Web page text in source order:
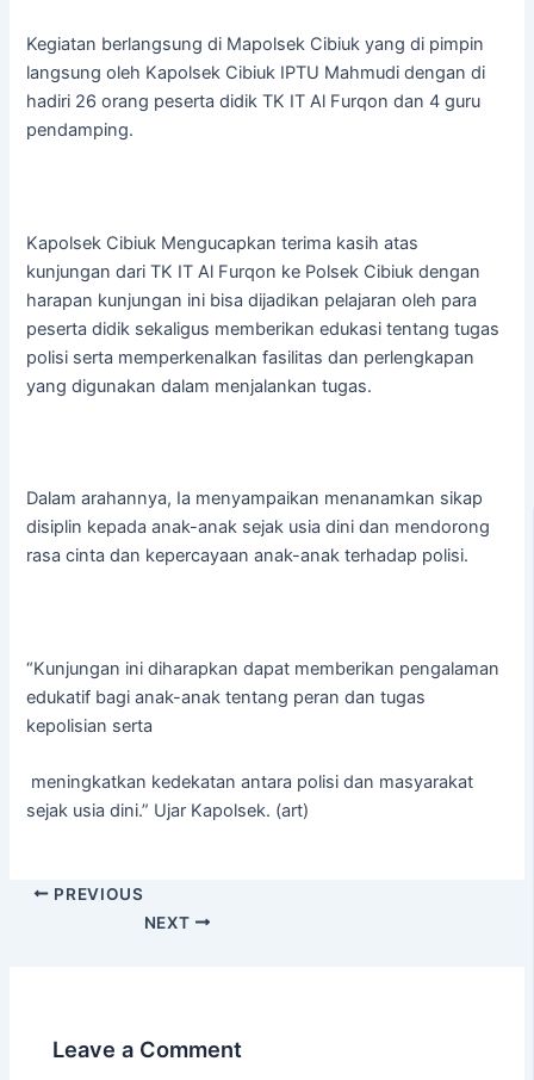
Kegiatan berlangsung di Mapolsek Cibiuk yang di pimpin
langsung oleh Kapolsek Cibiuk IPTU Mahmudi dengan di
hadiri 26 orang peserta didik TK IT Al Furqon dan 4 guru
pendamping.
Kapolsek Cibiuk Mengucapkan terima kasih atas
kunjungan dari TK IT Al Furqon ke Polsek Cibiuk dengan
harapan kunjungan ini bisa dijadikan pelajaran oleh para
peserta didik sekaligus memberikan edukasi tentang tugas
polisi serta memperkenalkan fasilitas dan perlengkapan
yang digunakan dalam menjalankan tugas.
Dalam arahannya, Ia menyampaikan menanamkan sikap
disiplin kepada anak-anak sejak usia dini dan mendorong
rasa cinta dan kepercayaan anak-anak terhadap polisi.
“Kunjungan ini diharapkan dapat memberikan pengalaman
edukatif bagi anak-anak tentang peran dan tugas
kepolisian serta
meningkatkan kedekatan antara polisi dan masyarakat
sejak usia dini.” Ujar Kapolsek. (art)
PREVIOUS
NEXT
Leave a Comment